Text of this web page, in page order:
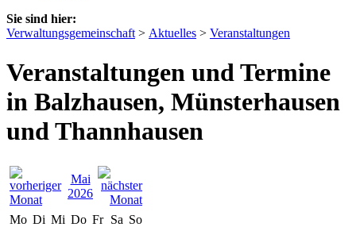
Sie sind hier:
Verwaltungsgemeinschaft > Aktuelles > Veranstaltungen
Veranstaltungen und Termine
in Balzhausen, Münsterhausen
und Thannhausen
Mai
2026
Mo Di Mi Do Fr Sa So